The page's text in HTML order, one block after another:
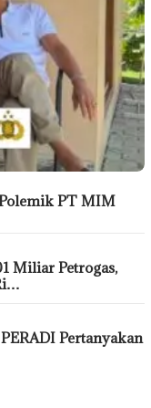
PT MIM
Miliar Petrogas,
Pertanyakan